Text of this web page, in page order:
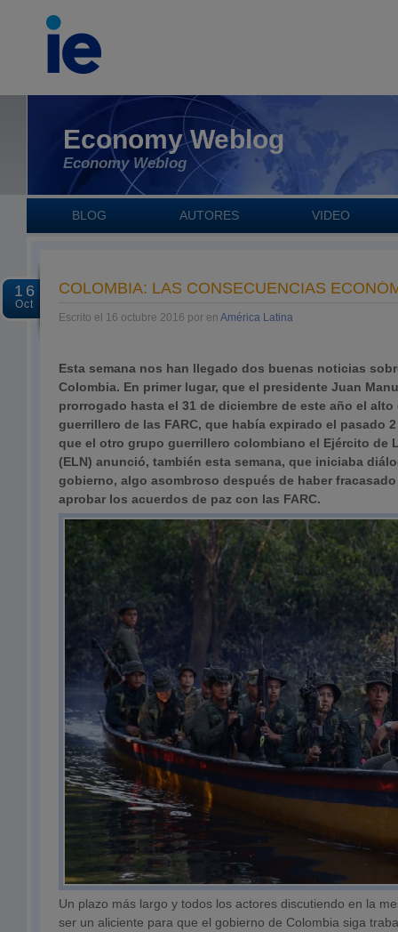
Economy Weblog
Economy Weblog
BLOG AUTORES VIDEO
16
Oct
COLOMBIA: LAS CONSECUENCIAS
Escrito el 16 octubre 2016 por en América Latina
Esta semana nos han llegado dos buenas noticias
Colombia. En primer lugar, que el presidente Juan
prorrogado hasta el 31 de diciembre de este año el
guerrillero de las FARC, que había expirado el pasado
que el otro grupo guerrillero colombiano el Ejército de
(ELN) anunció, también esta semana, que iniciaba
gobierno, algo asombroso después de haber
aprobar los acuerdos de paz con las FARC.
Un plazo más largo y todos los actores discutiendo en la
ser un aliciente para que el gobierno de Colombia siga